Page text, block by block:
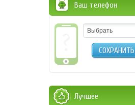
Ваш телефон
Выбрать
СОХРАНИТЬ
Лучшее